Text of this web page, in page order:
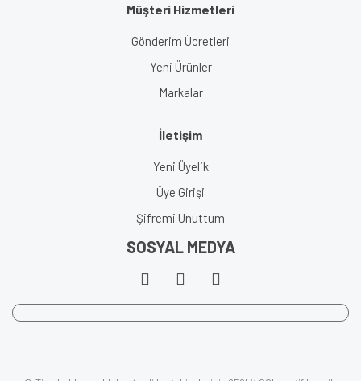
Müşteri Hizmetleri
Gönderim Ücretleri
Yeni Ürünler
Markalar
İletişim
Yeni Üyelik
Üye Girişi
Şifremi Unuttum
SOSYAL MEDYA